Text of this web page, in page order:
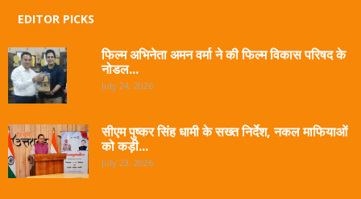
EDITOR PICKS
फिल्म अभिनेता अमन वर्मा ने की फिल्म विकास परिषद के
नोडल...
July 24, 2026
सीएम पुष्कर सिंह धामी के सख्त निर्देश, नकल माफियाओं
को कड़ी...
July 23, 2026